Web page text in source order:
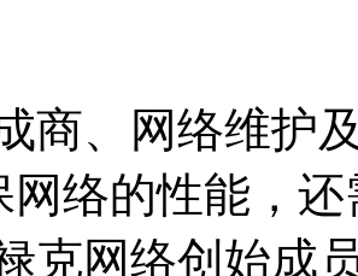
商、网络维护
网络的性能，
克网络创始成